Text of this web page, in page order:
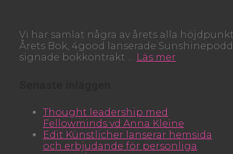
Vi har samlat några av årets alla
Årets Bok, 4good lanserade
signade bokkontrakt … Läs mer
Thought leadership med
Fellowminds vd Anna Kleine
Edit Künstlicher lanserar hemsida
och erbjudande för personliga